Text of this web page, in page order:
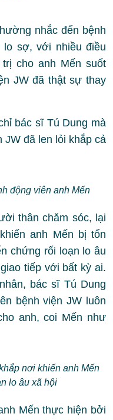
nhắc đến bệnh
sợ, với nhiều điều
cho anh Mến suốt
JW đã thật sự thay
bác sĩ Tú Dung mà
JW đã len lỏi khắp cả
động viên anh Mến
thân chăm sóc, lại
anh Mến bị tổn
chứng rối loạn lo âu
tiếp với bất kỳ ai.
bác sĩ Tú Dung
bệnh viện JW luôn
anh, coi Mến như
nơi khiến anh Mến
lo âu xã hội
Mến thực hiện bởi